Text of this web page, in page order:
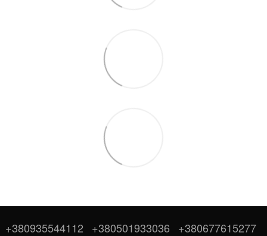
+380935544112 +380501933036 +380677615277